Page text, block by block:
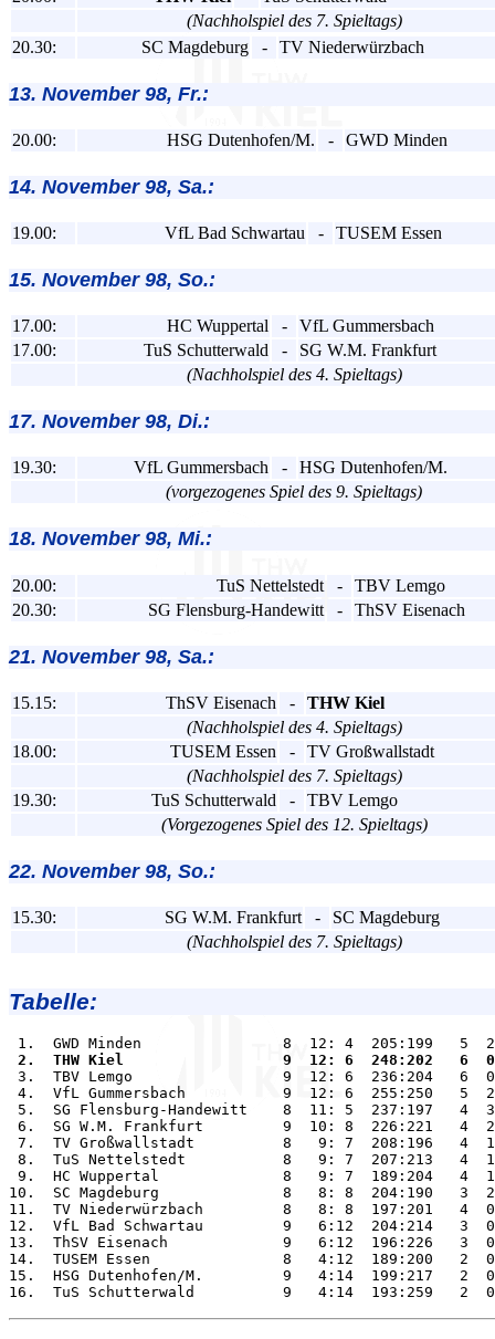
(Nachholspiel des 7. Spieltags)
20.30:
SC Magdeburg - TV Niederwürzbach
13. November 98, Fr.:
20.00: HSG Dutenhofen/M. - GWD Minden
14. November 98, Sa.:
19.00: VfL Bad Schwartau - TUSEM Essen
15. November 98, So.:
17.00: HC Wuppertal -
VfL Gummersbach
17.00:
TuS Schutterwald -
SG W.M. Frankfurt
(Nachholspiel des 4. Spieltags)
17. November 98, Di.:
19.30: VfL Gummersbach -
HSG Dutenhofen/M.
(vorgezogenes Spiel des 9. Spieltags)
18. November 98, Mi.:
20.00: TuS Nettelstedt -
TBV Lemgo
20.30:
SG Flensburg-Handewitt - ThSV Eisenach
21. November 98, Sa.:
15.15: ThSV Eisenach -
THW Kiel
(Nachholspiel des 4. Spieltags)
18.00:
TUSEM Essen -
TV Großwallstadt
(Nachholspiel des 7. Spieltags)
19.30:
TuS Schutterwald -
TBV Lemgo
(Vorgezogenes Spiel des 12. Spieltags)
22. November 98, So.:
15.30: SG W.M. Frankfurt -
SC Magdeburg
(Nachholspiel des 7. Spieltags)
Tabelle:
2.  THW Kiel                  9  12: 6  248:202   6
3.  TBV Lemgo                 9  12: 6  236:204   6
4.  VfL Gummersbach           9  12: 6  255:250   5
5.  SG Flensburg-Handewitt    8  11: 5  237:197   4
6.  SG W.M. Frankfurt         9  10: 8  226:221   4
7.  TV Großwallstadt          8   9: 7  208:196   4
8.  TuS Nettelstedt           8   9: 7  207:213   4
9.  HC Wuppertal              8   9: 7  189:204   4
10.  SC Magdeburg              8   8: 8  204:190   3
11.  TV Niederwürzbach         8   8: 8  197:201   4
12.  VfL Bad Schwartau         9   6:12  204:214   3
13.  ThSV Eisenach             9   6:12  196:226   3
14.  TUSEM Essen               8   4:12  189:200   2
15.  HSG Dutenhofen/M.         9   4:14  199:217   2